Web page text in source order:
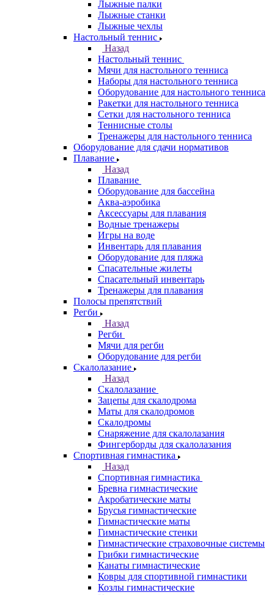
Лыжные палки
Лыжные станки
Лыжные чехлы
Настольный теннис
Назад
Настольный теннис
Мячи для настольного тенниса
Наборы для настольного тенниса
Оборудование для настольного тенниса
Ракетки для настольного тенниса
Сетки для настольного тенниса
Теннисные столы
Тренажеры для настольного тенниса
Оборудование для сдачи нормативов
Плавание
Назад
Плавание
Оборудование для бассейна
Аква-аэробика
Аксессуары для плавания
Водные тренажеры
Игры на воде
Инвентарь для плавания
Оборудование для пляжа
Спасательные жилеты
Спасательный инвентарь
Тренажеры для плавания
Полосы препятствий
Регби
Назад
Регби
Мячи для регби
Оборудование для регби
Скалолазание
Назад
Скалолазание
Зацепы для скалодрома
Маты для скалодромов
Скалодромы
Снаряжение для скалолазания
Фингерборды для скалолазания
Спортивная гимнастика
Назад
Спортивная гимнастика
Бревна гимнастические
Акробатические маты
Брусья гимнастические
Гимнастические маты
Гимнастические стенки
Гимнастические страховочные системы
Грибки гимнастические
Канаты гимнастические
Ковры для спортивной гимнастики
Козлы гимнастические